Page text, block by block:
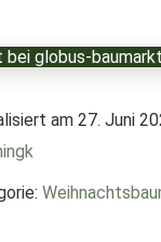
globus-
am 27. Juni